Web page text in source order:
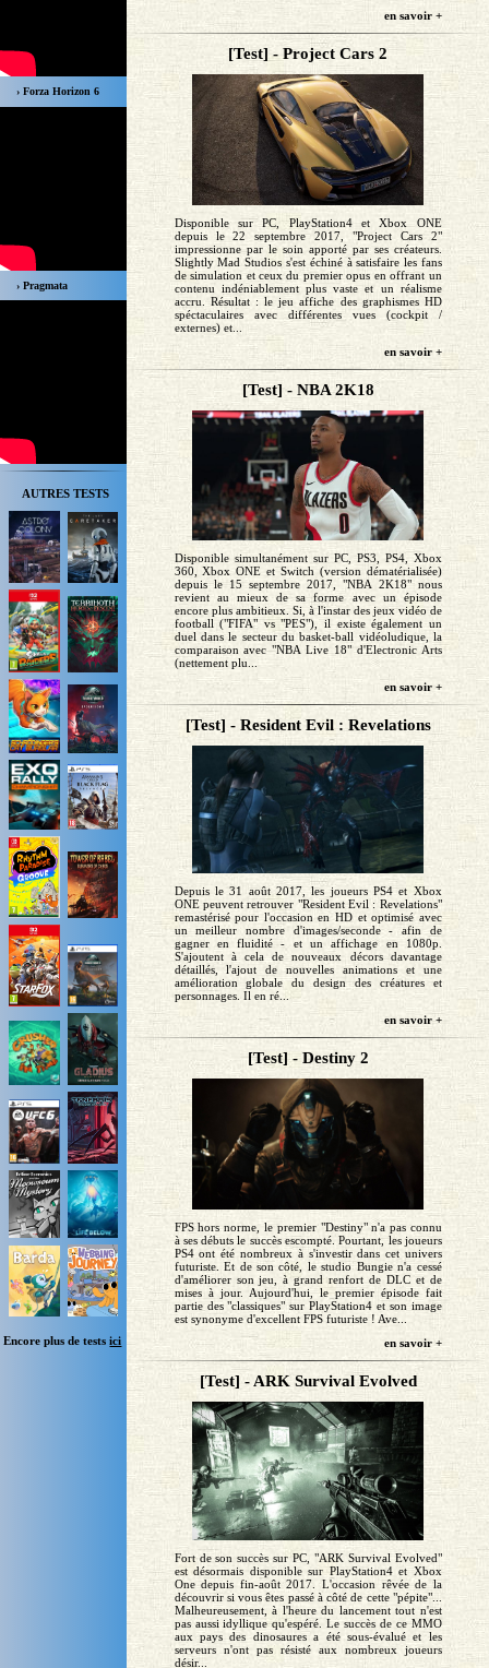
› Forza Horizon 6
› Pragmata
AUTRES TESTS
Encore plus de testsici
en savoir +
[Test] - Project Cars 2
Disponible sur PC, PlayStation4 et Xbox ONE
depuis le 22 septembre 2017, "Project Cars 2"
impressionne par le soin apporté par ses créateurs.
Slightly Mad Studios s'est échiné à satisfaire les fans
de simulation et ceux du premier opus en offrant un
contenu indéniablement plus vaste et un réalisme
accru. Résultat : le jeu affiche des graphismes HD
spéctaculaires avec différentes vues (cockpit /
externes) et...
en savoir +
[Test] - NBA 2K18
Disponible simultanément sur PC, PS3, PS4, Xbox
360, Xbox ONE et Switch (version dématérialisée)
depuis le 15 septembre 2017, "NBA 2K18" nous
revient au mieux de sa forme avec un épisode
encore plus ambitieux. Si, à l'instar des jeux vidéo de
football ("FIFA" vs "PES"), il existe également un
duel dans le secteur du basket-ball vidéoludique, la
comparaison avec "NBA Live 18" d'Electronic Arts
(nettement plu...
en savoir +
[Test] - Resident Evil : Revelations
Depuis le 31 août 2017, les joueurs PS4 et Xbox
ONE peuvent retrouver "Resident Evil : Revelations"
remastérisé pour l'occasion en HD et optimisé avec
un meilleur nombre d'images/seconde - afin de
gagner en fluidité - et un affichage en 1080p.
S'ajoutent à cela de nouveaux décors davantage
détaillés, l'ajout de nouvelles animations et une
amélioration globale du design des créatures et
personnages. Il en ré...
en savoir +
[Test] - Destiny 2
FPS hors norme, le premier "Destiny" n'a pas connu
à ses débuts le succès escompté. Pourtant, les joueurs
PS4 ont été nombreux à s'investir dans cet univers
futuriste. Et de son côté, le studio Bungie n'a cessé
d'améliorer son jeu, à grand renfort de DLC et de
mises à jour. Aujourd'hui, le premier épisode fait
partie des "classiques" sur PlayStation4 et son image
est synonyme d'excellent FPS futuriste ! Ave...
en savoir +
[Test] - ARK Survival Evolved
Fort de son succès sur PC, "ARK Survival Evolved"
est désormais disponible sur PlayStation4 et Xbox
One depuis fin-août 2017. L'occasion rêvée de la
découvrir si vous êtes passé à côté de cette "pépite"...
Malheureusement, à l'heure du lancement tout n'est
pas aussi idyllique qu'espéré. Le succès de ce MMO
aux pays des dinosaures a été sous-évalué et les
serveurs n'ont pas résisté aux nombreux joueurs
désir...